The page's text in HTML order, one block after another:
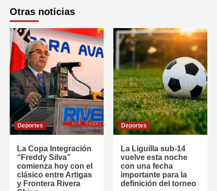
Otras noticias
Deportes
La Copa Integración
“Freddy Silva”
comienza hoy con el
clásico entre Artigas
y Frontera Rivera
Deportes
La Liguilla sub-14
vuelve esta noche
con una fecha
importante para la
definición del torneo